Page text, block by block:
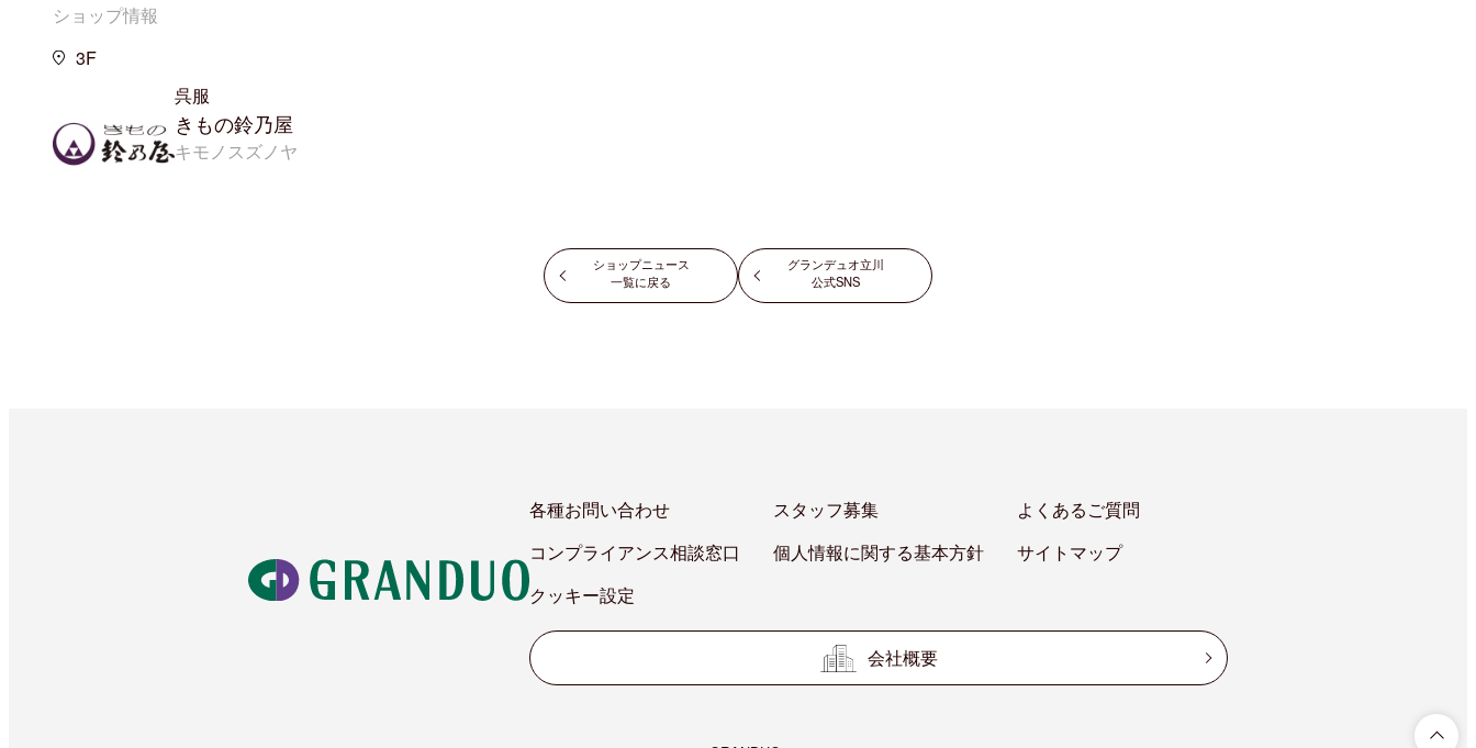
ショップ情報
3F
呉服
きもの鈴乃屋
キモノスズノヤ
ショップニュース
一覧に戻る
グランデュオ立川
公式SNS
各種お問い合わせ スタッフ募集
よくあるご質問
コンプライアンス相談窓口
個人情報に関する基本方針
サイトマップ
クッキー設定
会社概要